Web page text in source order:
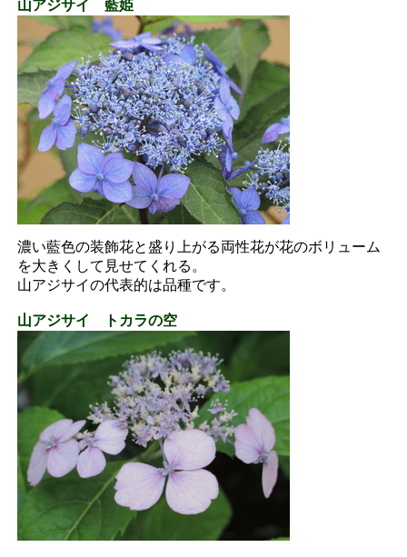
山アジサイ 藍姫
濃い藍色の装飾花と盛り上がる両性花が花のボリューム
を大きくして見せてくれる。
山アジサイの代表的は品種です。
山アジサイ トカラの空